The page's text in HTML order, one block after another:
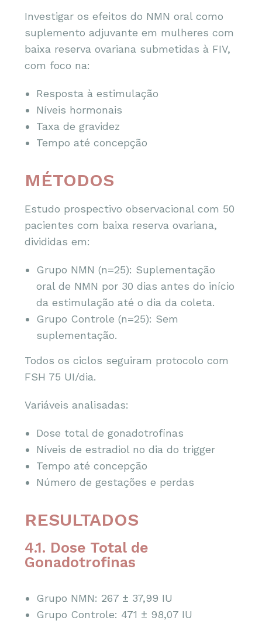
Investigar os efeitos do NMN oral como
suplemento adjuvante em mulheres com
baixa reserva ovariana submetidas à FIV,
com foco na:
Resposta à estimulação
Níveis hormonais
Taxa de gravidez
Tempo até concepção
MÉTODOS
Estudo prospectivo observacional com 50
pacientes com baixa reserva ovariana,
divididas em:
Grupo NMN (n=25): Suplementação
oral de NMN por 30 dias antes do início
da estimulação até o dia da coleta.
Grupo Controle (n=25): Sem
suplementação.
Todos os ciclos seguiram protocolo com
FSH 75 UI/dia.
Variáveis analisadas:
Dose total de gonadotrofinas
Níveis de estradiol no dia do trigger
Tempo até concepção
Número de gestações e perdas
RESULTADOS
4.1. Dose Total de
Gonadotrofinas
Grupo NMN: 267 ± 37,99 IU
Grupo Controle: 471 ± 98,07 IU